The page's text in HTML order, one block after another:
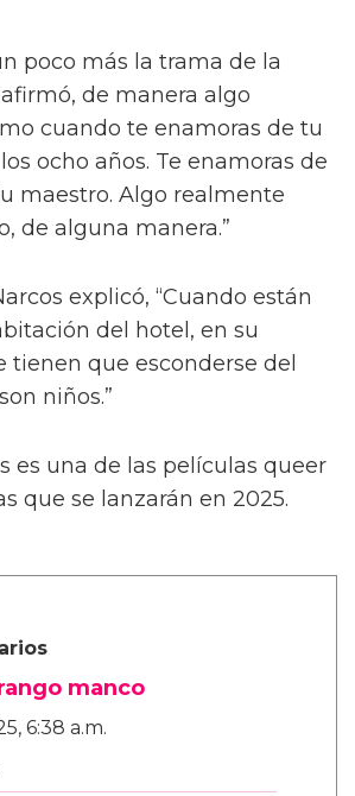
poco más la trama de la
de manera algo
cuando te enamoras de tu
ocho años. Te enamoras de
maestro. Algo realmente
de alguna manera.”
explicó, “Cuando están
del hotel, en su
tienen que esconderse del
niños.”
es una de las películas queer
que se lanzarán en 2025.
manco
6:38 a.m.